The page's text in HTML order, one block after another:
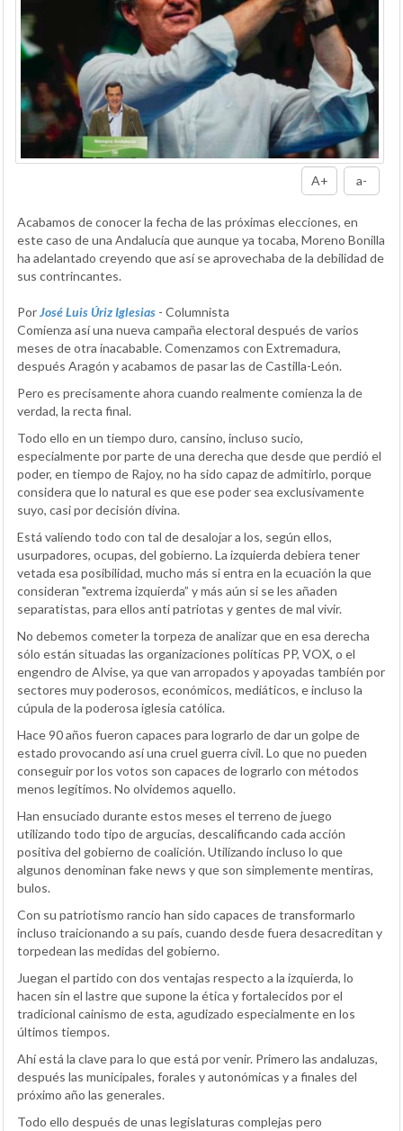
A+ a-
Acabamos de conocer la fecha de las próximas elecciones, en
este caso de una Andalucía que aunque ya tocaba, Moreno Bonilla
ha adelantado creyendo que así se aprovechaba de la debilidad de
sus contrincantes.
PorJosé Luis Úriz Iglesias - Columnista
Comienza así una nueva campaña electoral después de varios
meses de otra inacabable. Comenzamos con Extremadura,
después Aragón y acabamos de pasar las de Castilla-León.
Pero es precisamente ahora cuando realmente comienza la de
verdad, la recta final.
Todo ello en un tiempo duro, cansino, incluso sucio,
especialmente por parte de una derecha que desde que perdió el
poder, en tiempo de Rajoy, no ha sido capaz de admitirlo, porque
considera que lo natural es que ese poder sea exclusivamente
suyo, casi por decisión divina.
Está valiendo todo con tal de desalojar a los, según ellos,
usurpadores, ocupas, del gobierno. La izquierda debiera tener
vetada esa posibilidad, mucho más si entra en la ecuación la que
consideran "extrema izquierda” y más aún si se les añaden
separatistas, para ellos anti patriotas y gentes de mal vivir.
No debemos cometer la torpeza de analizar que en esa derecha
sólo están situadas las organizaciones políticas PP, VOX, o el
engendro de Alvise, ya que van arropados y apoyadas también por
sectores muy poderosos, económicos, mediáticos, e incluso la
cúpula de la poderosa iglesia católica.
Hace 90 años fueron capaces para lograrlo de dar un golpe de
estado provocando así una cruel guerra civil. Lo que no pueden
conseguir por los votos son capaces de lograrlo con métodos
menos legítimos. No olvidemos aquello.
Han ensuciado durante estos meses el terreno de juego
utilizando todo tipo de argucias, descalificando cada acción
positiva del gobierno de coalición. Utilizando incluso lo que
algunos denominan fake news y que son simplemente mentiras,
bulos.
Con su patriotismo rancio han sido capaces de transformarlo
incluso traicionando a su país, cuando desde fuera desacreditan y
torpedean las medidas del gobierno.
Juegan el partido con dos ventajas respecto a la izquierda, lo
hacen sin el lastre que supone la ética y fortalecidos por el
tradicional cainismo de esta, agudizado especialmente en los
últimos tiempos.
Ahí está la clave para lo que está por venir. Primero las andaluzas,
después las municipales, forales y autonómicas y a finales del
próximo año las generales.
Todo ello después de unas legislaturas complejas pero